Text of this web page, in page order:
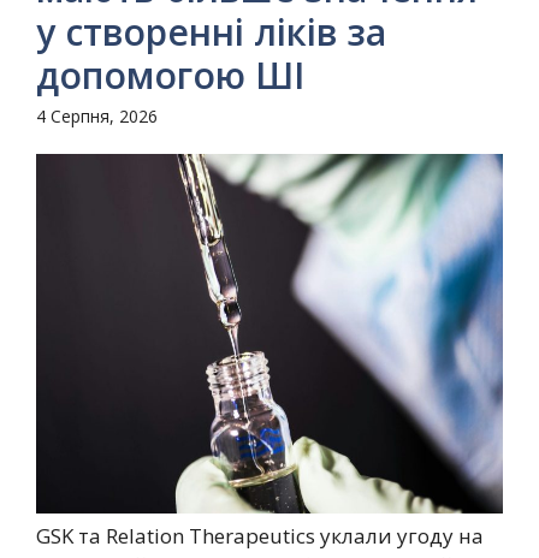
у створенні ліків за
допомогою ШІ
4 Серпня, 2026
GSK та Relation Therapeutics уклали угоду на